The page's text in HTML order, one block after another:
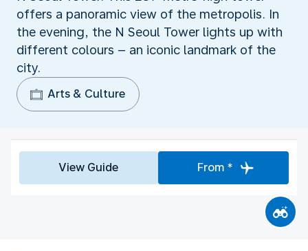
offers a panoramic view of the metropolis. In
the evening, the N Seoul Tower lights up with
different colours – an iconic landmark of the
city.
Arts & Culture
View Guide From *